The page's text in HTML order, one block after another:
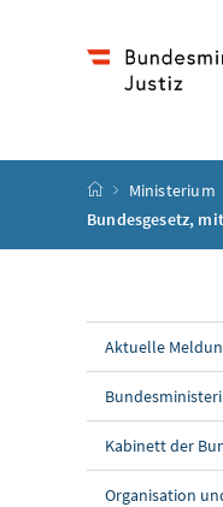
Startseite
Ministerium
Bundesgesetz,
Aktuelle
Kabinett der
Organisation